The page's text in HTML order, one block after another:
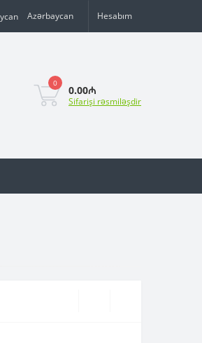
Azərbaycan Hesabım
0
0.00₼
Sifarişi rəsmiləşdir